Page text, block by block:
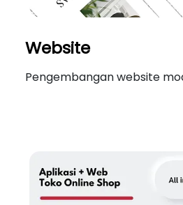
Website
Pengembangan website